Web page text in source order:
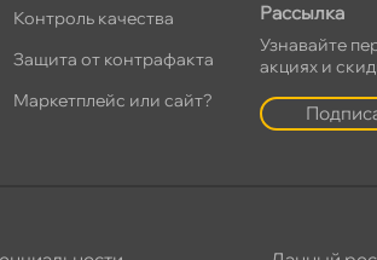
Контроль качества
Защита от контрафакта
Маркетплейс или сайт?
Рассылка
Узнавайте
акциях и